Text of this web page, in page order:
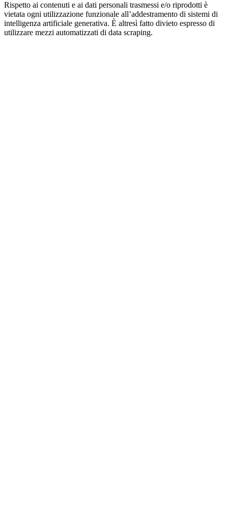
Rispetto ai contenuti e ai dati personali trasmessi e/o riprodotti è
vietata ogni utilizzazione funzionale all’addestramento di sistemi di
intelligenza artificiale generativa. È altresì fatto divieto espresso di
utilizzare mezzi automatizzati di data scraping.